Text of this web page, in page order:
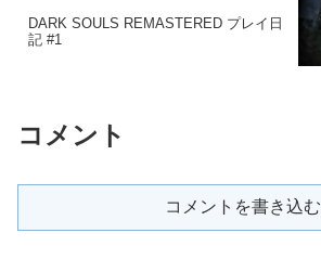
DARK SOULS REMASTERED プレイ日
記 #1
コメント
コメントを書き込む